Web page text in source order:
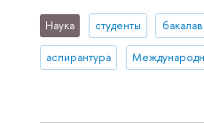
Наука студенты
аспирантура